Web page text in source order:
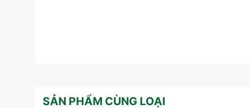
SẢN PHẨM CÙNG LOẠI